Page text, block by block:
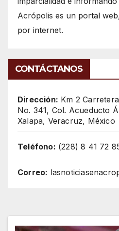
Acrópolis es un portal
por internet.
CONTÁCTANOS
Dirección: Km 2
No. 341, Col. Acueducto
Xalapa, Veracruz, México
Teléfono: (228) 8 41 72
Correo: